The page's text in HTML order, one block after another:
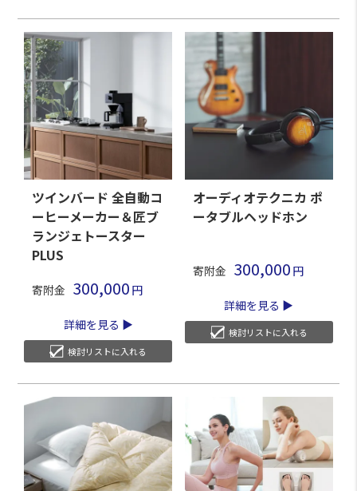
ツインバード 全自動コ
ーヒーメーカー＆匠ブ
ランジェトースター
PLUS
寄附金 300,000
詳細を見る
検討リストに入れる
オーディオテクニカ ポ
ータブルヘッドホン
寄附金 300,000
詳細を見る
検討リストに入れる